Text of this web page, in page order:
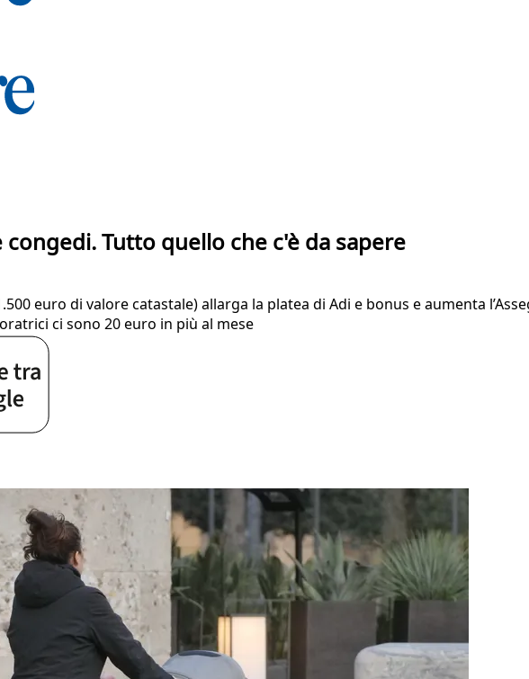
congedi. Tutto quello che c'è da sapere
euro di valore catastale) allarga la platea di Adi e bonus e aumenta
ci sono 20 euro in più al mese